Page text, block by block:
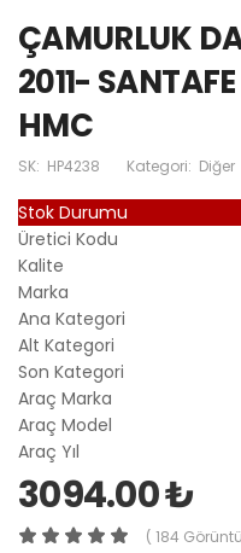
ÇAMURLUK
2011-
HMC
SK: HP4238 Kategori: Diğer
Stok Durumu
Üretici Kodu
Kalite
Marka
Ana Kategori
Alt Kategori
Son Kategori
Araç Marka
Araç Model
Araç Yıl
3094.00 ₺
( 184